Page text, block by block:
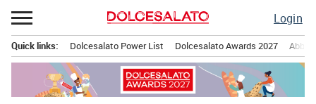
Passa
al
contenuto
Login
principale
Quick links: Dolcesalato Power List Dolcesalato Awards 2027